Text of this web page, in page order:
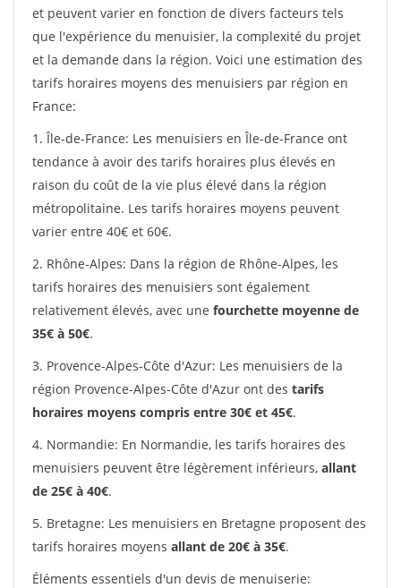
et peuvent varier en fonction de divers facteurs tels
que l'expérience du menuisier, la complexité du projet
et la demande dans la région. Voici une estimation des
tarifs horaires moyens des menuisiers par région en
France:
1. Île-de-France: Les menuisiers en Île-de-France ont
tendance à avoir des tarifs horaires plus élevés en
raison du coût de la vie plus élevé dans la région
métropolitaine. Les tarifs horaires moyens peuvent
varier entre 40€ et 60€.
2. Rhône-Alpes: Dans la région de Rhône-Alpes, les
tarifs horaires des menuisiers sont également
relativement élevés, avec une fourchette moyenne de
35€ à 50€.
3. Provence-Alpes-Côte d'Azur: Les menuisiers de la
région Provence-Alpes-Côte d'Azur ont des tarifs
horaires moyens compris entre 30€ et 45€.
4. Normandie: En Normandie, les tarifs horaires des
menuisiers peuvent être légèrement inférieurs, allant
de 25€ à 40€.
5. Bretagne: Les menuisiers en Bretagne proposent des
tarifs horaires moyens allant de 20€ à 35€.
Éléments essentiels d'un devis de menuiserie: